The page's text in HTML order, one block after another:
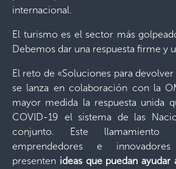
internacional.
El turismo es el sector más
Debemos dar una respuesta firme y
El reto de «Soluciones para
se lanza en colaboración con la
mayor medida la respuesta unida
COVID-19 el sistema de las
conjunto. Este
emprendedores e
presenten ideas que puedan